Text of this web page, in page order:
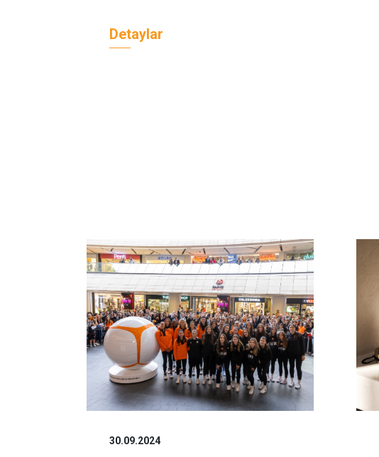
Detaylar
30.09.2024